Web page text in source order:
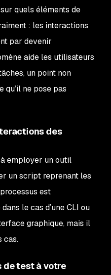
quels éléments de
: les interactions
par devenir
aide les utilisateurs
un point non
qu’il ne pose pas
des
employer un outil
un script reprenant les
est
le cas d’une CLI ou
graphique, mais il
cas.
test à votre